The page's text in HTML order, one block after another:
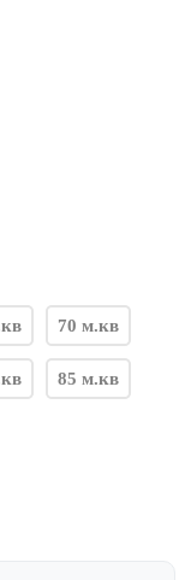
70 м.кв
85 м.кв